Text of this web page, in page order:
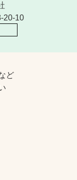
20-10
ど